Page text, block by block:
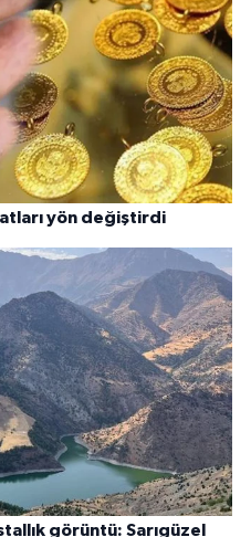
yön değiştirdi
görüntü: Sarıgüzel